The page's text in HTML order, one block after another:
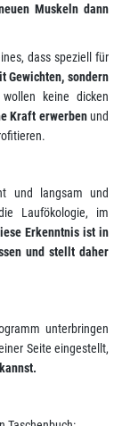
Muskeln dann
dass speziell für
Gewichten, sondern
keine dicken
Kraft erwerbenund
und langsam und
Laufökologie, im
Erkenntnis ist in
und stellt daher
unterbringen
Seite eingestellt,